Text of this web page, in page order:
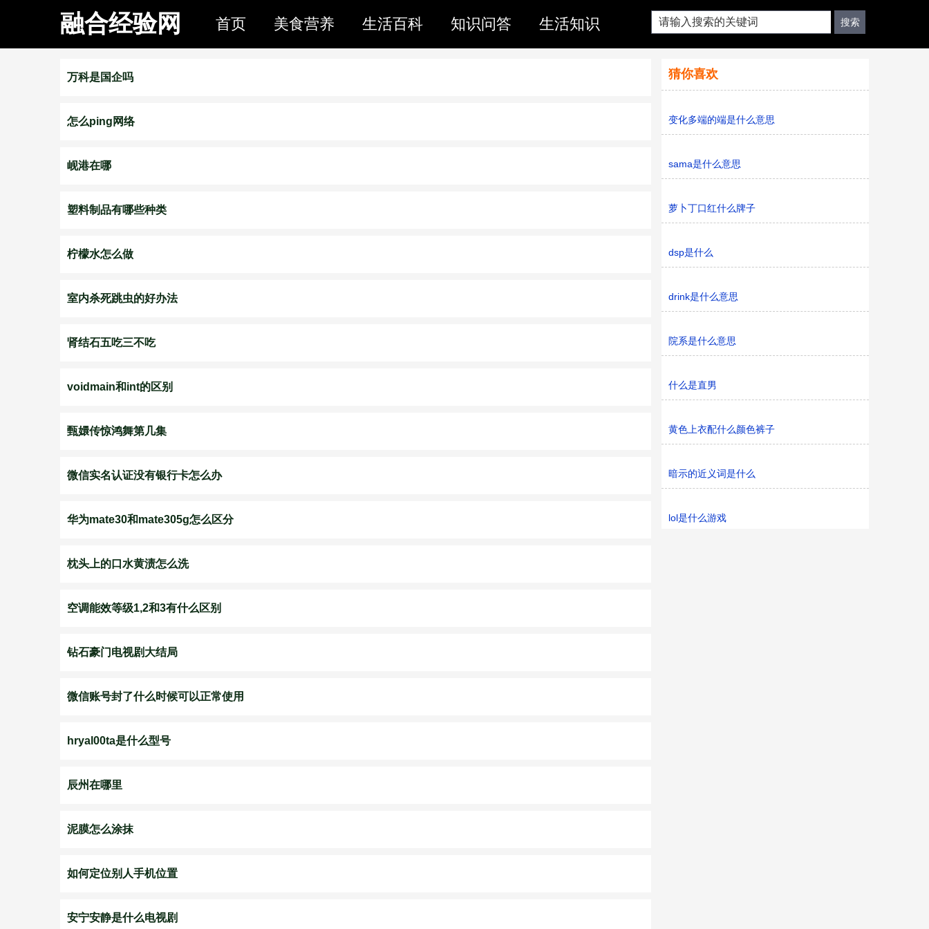
融合经验网 首页 美食营养 生活百科 知识问答 生活知识
万科是国企吗
怎么ping网络
岘港在哪
塑料制品有哪些种类
柠檬水怎么做
室内杀死跳虫的好办法
肾结石五吃三不吃
voidmain和int的区别
甄嬛传惊鸿舞第几集
微信实名认证没有银行卡怎么办
华为mate30和mate305g怎么区分
枕头上的口水黄渍怎么洗
空调能效等级1,2和3有什么区别
钻石豪门电视剧大结局
微信账号封了什么时候可以正常使用
hryal00ta是什么型号
辰州在哪里
泥膜怎么涂抹
如何定位别人手机位置
安宁安静是什么电视剧
猜你喜欢
变化多端的端是什么意思
sama是什么意思
萝卜丁口红什么牌子
dsp是什么
drink是什么意思
院系是什么意思
什么是直男
黄色上衣配什么颜色裤子
暗示的近义词是什么
lol是什么游戏